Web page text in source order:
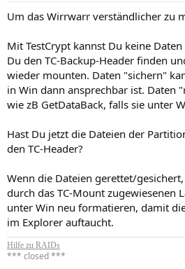
Um das Wirrwarr verständlicher zu
Mit TestCrypt kannst Du keine
Du den TC-Backup-Header finden
wieder mounten. Daten "sichern"
in Win dann ansprechbar ist. Daten
wie zB GetDataBack, falls sie unter
Hast Du jetzt die Dateien der
den TC-Header?
Wenn die Dateien gerettet/
durch das TC-Mount zugewiesenen
unter Win neu formatieren, damit
im Explorer auftaucht.
Hilfe zu RAIDs
*** closed ***